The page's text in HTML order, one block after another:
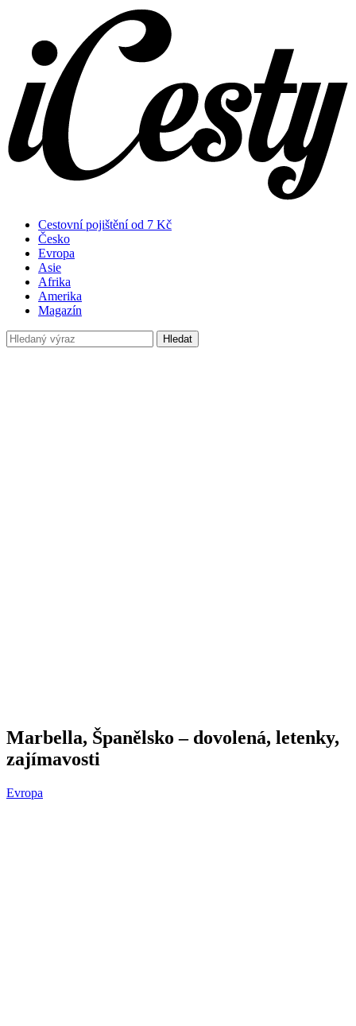
Cestovní pojištění od 7 Kč
Česko
Evropa
Asie
Afrika
Amerika
Magazín
Hledat
Marbella, Španělsko – dovolená, letenky,
zajímavosti
Evropa